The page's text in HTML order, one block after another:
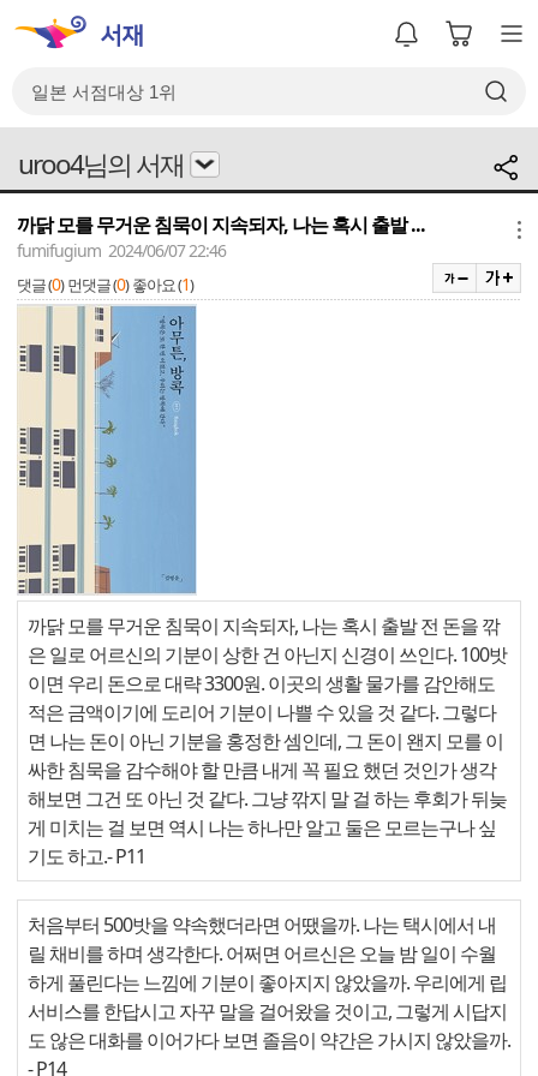
uroo4님의 서재
까닭 모를 무거운 침묵이 지속되자, 나는 혹시 출발 ...
fumifugium 2024/06/07 22:46
댓글 (0) 먼댓글 (0) 좋아요 (1)
까닭 모를 무거운 침묵이 지속되자, 나는 혹시 출발 전 돈을 깎
은 일로 어르신의 기분이 상한 건 아닌지 신경이 쓰인다. 100밧
이면 우리 돈으로 대략 3300원. 이곳의 생활 물가를 감안해도
적은 금액이기에 도리어 기분이 나쁠 수 있을 것 같다. 그렇다
면 나는 돈이 아닌 기분을 홍정한 셈인데, 그 돈이 왠지 모를 이
싸한 침묵을 감수해야 할 만큼 내게 꼭 필요 했던 것인가 생각
해보면 그건 또 아닌 것 같다. 그냥 깎지 말 걸 하는 후회가 뒤늦
게 미치는 걸 보면 역시 나는 하나만 알고 둘은 모르는구나 싶
기도 하고.- P11
처음부터 500밧을 약속했더라면 어땠을까. 나는 택시에서 내
릴 채비를 하며 생각한다. 어쩌면 어르신은 오늘 밤 일이 수월
하게 풀린다는 느낌에 기분이 좋아지지 않았을까. 우리에게 립
서비스를 한답시고 자꾸 말을 걸어왔을 것이고, 그렇게 시답지
도 않은 대화를 이어가다 보면 졸음이 약간은 가시지 않았을까.
- P14